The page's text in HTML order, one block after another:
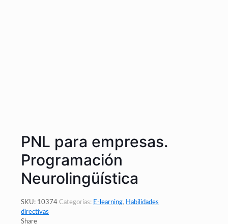
PNL para empresas.
Programación
Neurolingüística
SKU: 10374 Categorías: E-learning, Habilidades
directivas
Share